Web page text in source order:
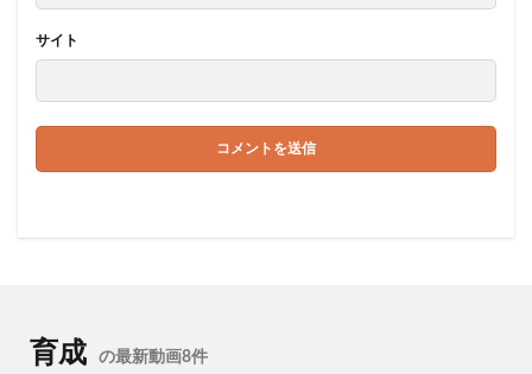
サイト
育成 の最新動画8件